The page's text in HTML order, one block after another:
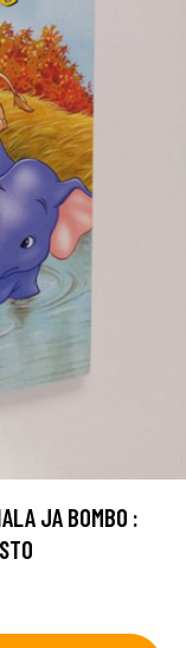
JA BOMBO :